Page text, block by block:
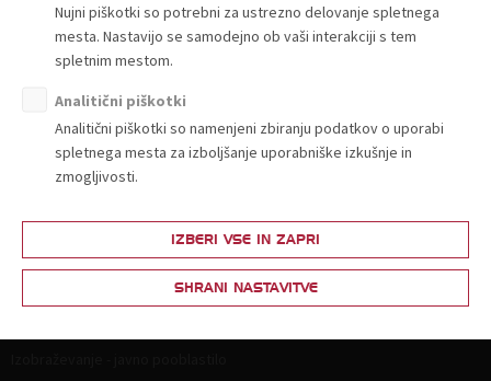
Zakaj postati član?
Lestvica za določitev članarine
Ponudba in povpraševanje
Partnerski programi
Vsebine za člane
Neživila
Nujni piškotki so potrebni za ustrezno delovanje spletnega
mesta. Nastavijo se samodejno ob vaši interakciji s tem
spletnim mestom.
Analitični piškotki
Analitični piškotki so namenjeni zbiranju podatkov o uporabi
spletnega mesta za izboljšanje uporabniške izkušnje in
zmogljivosti.
IZBERI VSE IN ZAPRI
SHRANI NASTAVITVE